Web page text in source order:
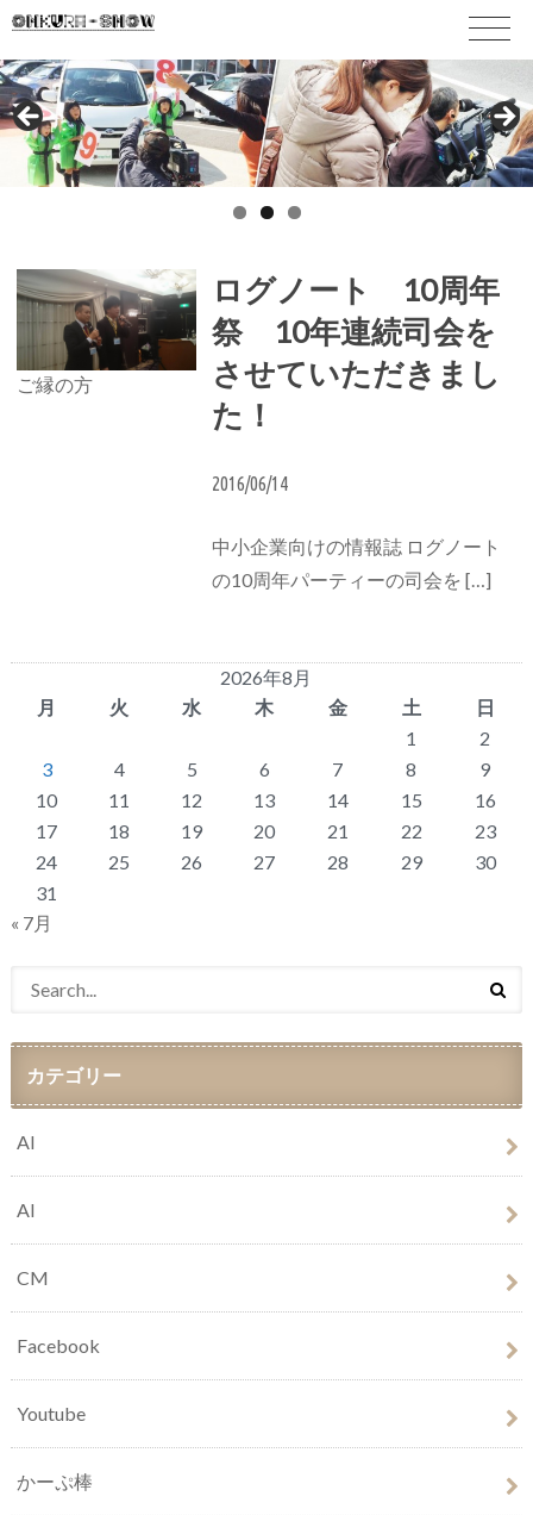
ご縁の方
ログノート 10周年
祭 10年連続司会を
させていただきまし
た！
2016/06/14
中小企業向けの情報誌 ログノート
の10周年パーティーの司会を […]
2026年8月
月
火 水 木 金 土
日
1
2
3
4 5 6 7 8
9
10
11 12 13 14 15
16
17
18 19 20 21 22
23
24
25 26 27 28 29
30
31
« 7月
カテゴリー
AI
AI
CM
Facebook
Youtube
かーぷ棒